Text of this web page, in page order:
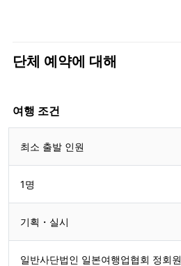
단체 예약에 대해
여행 조건
최소 출발 인원
1명
기획・실시
일반사단법인 일본여행업협회 정회원